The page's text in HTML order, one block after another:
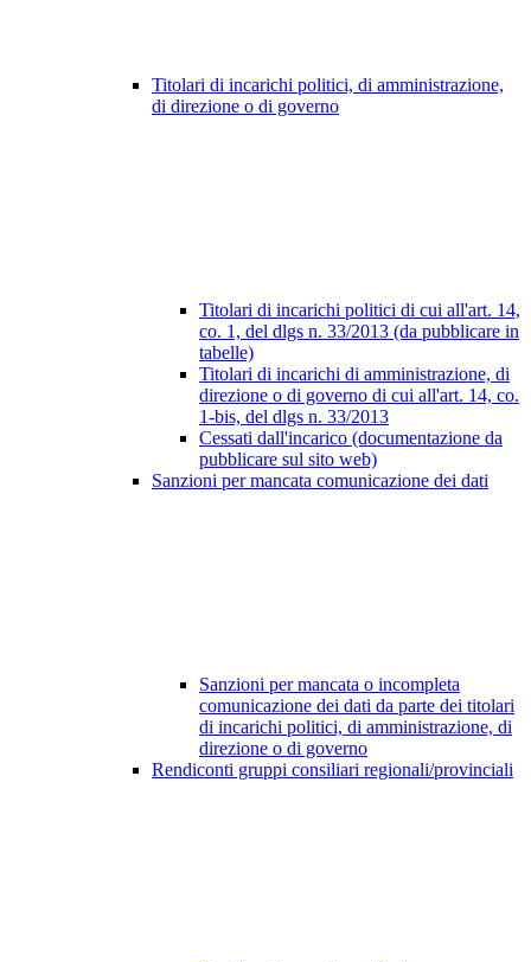
Titolari di incarichi politici, di amministrazione,
di direzione o di governo
Titolari di incarichi politici di cui all'art. 14,
co. 1, del dlgs n. 33/2013 (da pubblicare in
tabelle)
Titolari di incarichi di amministrazione, di
direzione o di governo di cui all'art. 14, co.
1-bis, del dlgs n. 33/2013
Cessati dall'incarico (documentazione da
pubblicare sul sito web)
Sanzioni per mancata comunicazione dei dati
Sanzioni per mancata o incompleta
comunicazione dei dati da parte dei titolari
di incarichi politici, di amministrazione, di
direzione o di governo
Rendiconti gruppi consiliari regionali/provinciali